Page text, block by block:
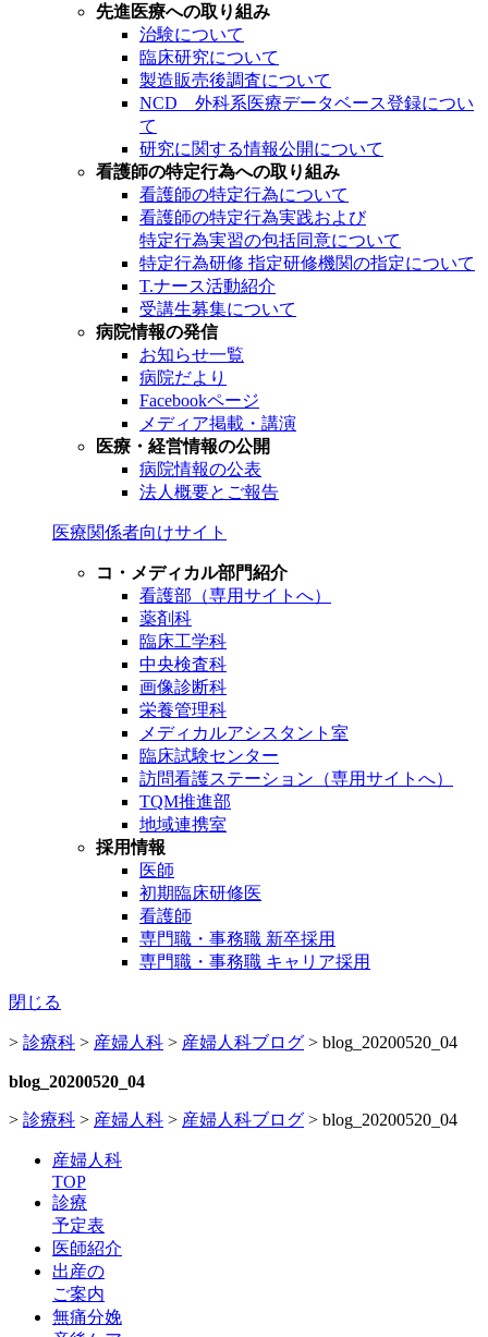
先進医療への取り組み
治験について
臨床研究について
製造販売後調査について
NCD 外科系医療データベース登録につい
て
研究に関する情報公開について
看護師の特定行為への取り組み
看護師の特定行為について
看護師の特定行為実践および
特定行為実習の包括同意について
特定行為研修 指定研修機関の指定について
T.ナース活動紹介
受講生募集について
病院情報の発信
お知らせ一覧
病院だより
Facebookページ
メディア掲載・講演
医療・経営情報の公開
病院情報の公表
法人概要とご報告
医療関係者向けサイト
コ・メディカル部門紹介
看護部（専用サイトへ）
薬剤科
臨床工学科
中央検査科
画像診断科
栄養管理科
メディカルアシスタント室
臨床試験センター
訪問看護ステーション（専用サイトへ）
TQM推進部
地域連携室
採用情報
医師
初期臨床研修医
看護師
専門職・事務職 新卒採用
専門職・事務職 キャリア採用
閉じる
> 診療科 > 産婦人科 > 産婦人科ブログ > blog_20200520_04
blog_20200520_04
> 診療科 > 産婦人科 > 産婦人科ブログ > blog_20200520_04
産婦人科
TOP
診療
予定表
医師紹介
出産の
ご案内
無痛分娩